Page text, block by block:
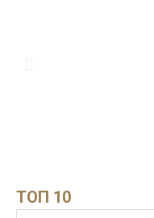
15:51
ТОП 10